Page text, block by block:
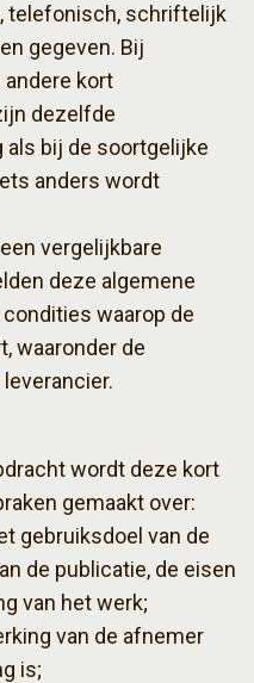
telefonisch, schriftelijk
gegeven. Bij
kort
dezelfde
als bij de soortgelijke
anders wordt
vergelijkbare
deze algemene
waarop de
waaronder de
wordt deze kort
gemaakt over:
gebruiksdoel van de
de publicatie, de eisen
van het werk;
van de afnemer
is;